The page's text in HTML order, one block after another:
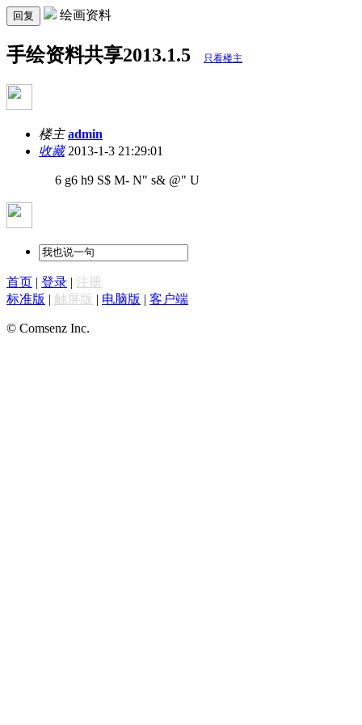
回复 绘画资料
手绘资料共享2013.1.5 只看楼主
楼主 admin
收藏2013-1-3 21:29:01
6 g6 h9 S$ M- N" s& @" U
首页 | 登录 | 注册
标准版 | 触屏版 | 电脑版 | 客户端
© Comsenz Inc.